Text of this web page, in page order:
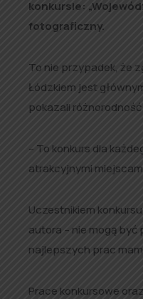
konkursie:
fotograficzny.
To nie przypadek, że
Łódzkiem jest
pokazali
– To konkurs dla
atrakcyjnymi
Uczestnikiem
autora – nie mogą
najlepszych prac
Prace konkursowe